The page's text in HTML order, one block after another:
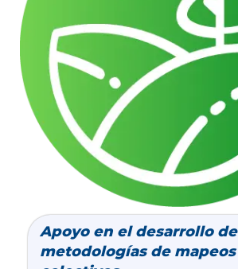
Apoyo en el desarrollo de
metodologías de mapeos